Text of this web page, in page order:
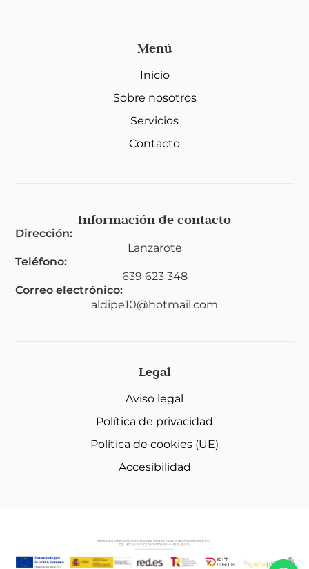
Menú
Inicio
Sobre nosotros
Servicios
Contacto
Información de contacto
Dirección:
Lanzarote
Teléfono:
639 623 348
Correo electrónico:
aldipe10@hotmail.com
Legal
Aviso legal
Política de privacidad
Política de cookies (UE)
Accesibilidad